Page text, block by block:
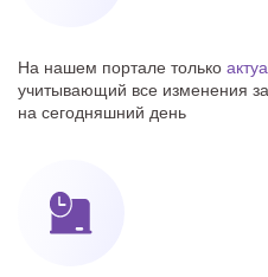
На нашем портале только
учитывающий все изменения
на сегодняшний день